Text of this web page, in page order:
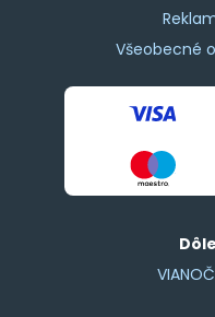
Všeobecné